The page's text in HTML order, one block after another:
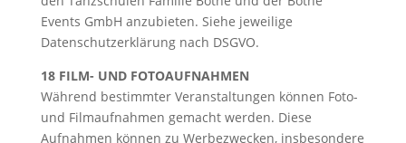
Events GmbH anzubieten. Siehe jeweilige
Datenschutzerklärung nach DSGVO.
18 FILM- UND FOTOAUFNAHMEN
Während bestimmter Veranstaltungen können Foto-
und Filmaufnahmen gemacht werden. Diese
Aufnahmen können zu Werbezwecken, insbesondere